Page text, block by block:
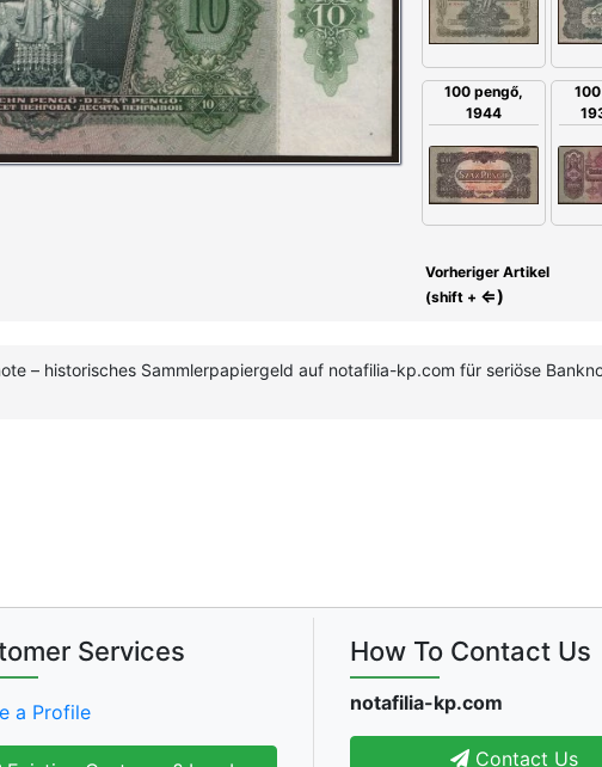
100 pengő,
1944
Vorheriger Artikel
(shift + ⇐)
– historisches Sammlerpapiergeld auf notafilia-kp.com für seriöse
Services
a Profile
How To Contact Us
notafilia-kp.com
Contact Us